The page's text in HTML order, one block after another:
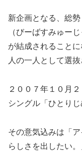
新企画となる、総
（びーばすみゅー
が結成されること
人の一人として選抜
２００７年１０月２
シングル「ひとり
その意気込みは「
らしさを出したい。